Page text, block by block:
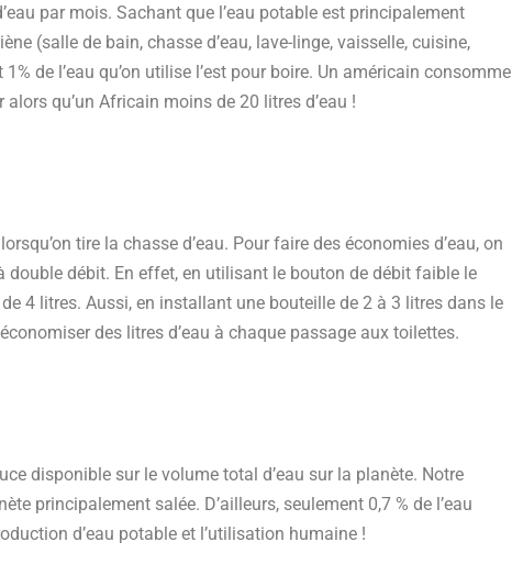
par mois. Sachant que l’eau potable est principalement
(salle de bain, chasse d’eau, lave-linge, vaisselle, cuisine,
de l’eau qu’on utilise l’est pour boire. Un américain consomme
alors qu’un Africain moins de 20 litres d’eau !
tire la chasse d’eau. Pour faire des économies d’eau, on
double débit. En effet, en utilisant le bouton de débit faible le
4 litres. Aussi, en installant une bouteille de 2 à 3 litres dans le
des litres d’eau à chaque passage aux toilettes.
disponible sur le volume total d’eau sur la planète. Notre
principalement salée. D’ailleurs, seulement 0,7 % de l’eau
d’eau potable et l’utilisation humaine !